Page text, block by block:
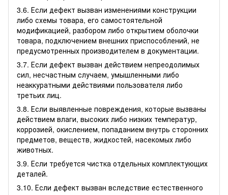
3.6. Если дефект вызван изменениями конструкции
либо схемы товара, его самостоятельной
модификацией, разбором либо открытием оболочки
товара, подключением внешних приспособлений, не
предусмотренных производителем в документации.
3.7. Если дефект вызван действием непреодолимых
сил, несчастным случаем, умышленными либо
неаккуратными действиями пользователя либо
третьих лиц.
3.8. Если выявленные повреждения, которые вызваны
действием влаги, высоких либо низких температур,
коррозией, окислением, попаданием внутрь сторонних
предметов, веществ, жидкостей, насекомых либо
животных.
3.9. Если требуется чистка отдельных комплектующих
деталей.
3.10. Если дефект вызван вследствие естественного